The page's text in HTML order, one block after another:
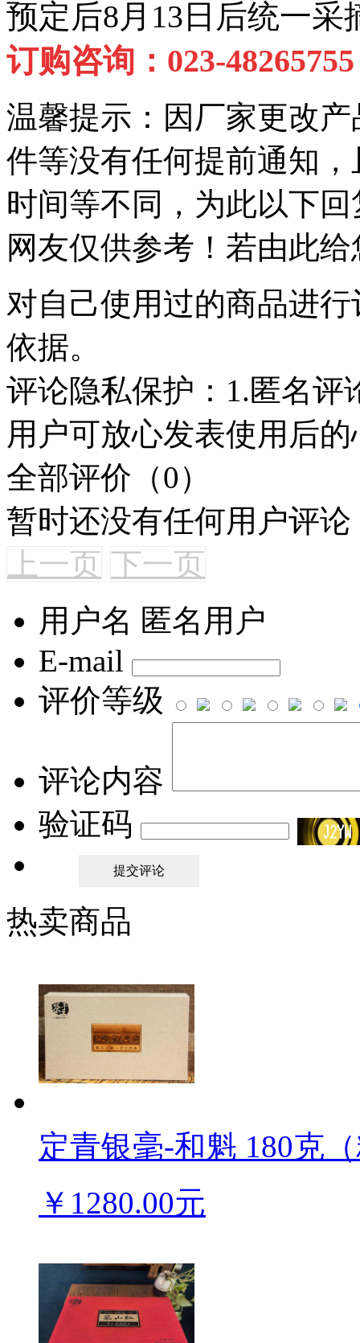
预定后8月13日后统一采
订购咨询：023-48265755
温馨提示： 因厂家更改
件等没有任何提前通知
时间等不同，为此以下
网友仅供参考！若由此
对自己使用过的商品进
依据。
评论隐私保护： 1.匿名评
用户可放心发表使用后
全部评价（0）
暂时还没有任何用户评论
上一页 下一页
用户名 匿名用户
E-mail
评价等级
评论内容
验证码
热卖商品
定青银毫-和魁 180克
￥1280.00元